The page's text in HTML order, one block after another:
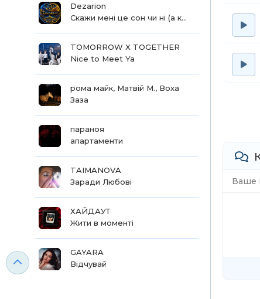
Dezarion
Скажи мені це сон чи ні (а краса твоя) повна версія
TOMORROW X TOGETHER
Nice to Meet Ya
рома майк, Матвій М., Воха
Заза
параноя
апартаменти
TAIMANOVA
Заради Любові
ХАЙДАУТ
Жити в моменті
GAYARA
Відчувай